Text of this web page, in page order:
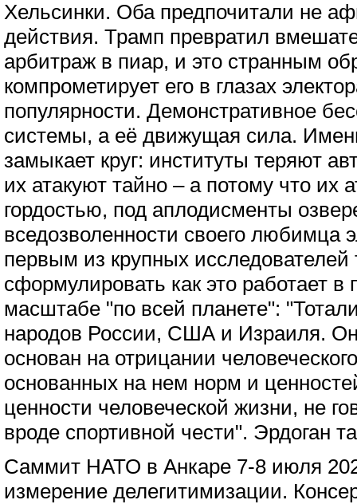
Хельсинки. Оба предпочитали не
действия. Трамп превратил
арбитраж в пиар, и это странным
компрометирует его в глазах
популярности. Демонстративное
системы, а её движущая сила.
замыкает круг: институты теряют
их атакуют тайно – а потому что их
гордостью, под аплодисменты
вседозволенности своего любимца
первым из крупных исследователей
сформулировать как это работает
масштабе "по всей планете":
народов России, США и Израиля. Он
основан на отрицании
основанных на нем норм и
ценности человеческой жизни, не
вроде спортивной чести". Эрдоган
Саммит НАТО в Анкаре 7-8 июля
измерение делегитимизации.